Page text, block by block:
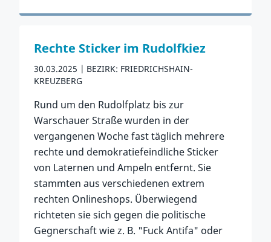
Zum Vorfall
Rechte Sticker im Rudolfkiez
30.03.2025
BEZIRK: FRIEDRICHSHAIN-
KREUZBERG
Rund um den Rudolfplatz bis zur
Warschauer Straße wurden in der
vergangenen Woche fast täglich mehrere
rechte und demokratiefeindliche Sticker
von Laternen und Ampeln entfernt. Sie
stammten aus verschiedenen extrem
rechten Onlineshops. Überwiegend
richteten sie sich gegen die politische
Gegnerschaft wie z. B. "Fuck Antifa" oder